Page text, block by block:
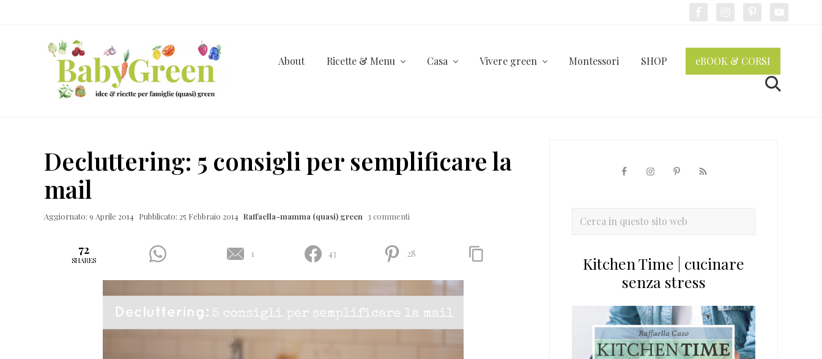
ricette
per
famiglie
(quasi)
About Ricette & Menu Casa Vivere green Montessori SHOP eBOOK & CORSI
Cerca
Decluttering: 5 consigli per semplificare la
mail
Aggiornato: 9 Aprile 2014 Pubblicato: 25 Febbraio 2014 Raffaella-mamma (quasi) green 3 commenti
72
SHARES
1 43 28
primaria
Cerca
sitoKitchen Time | cucinare
senza stress